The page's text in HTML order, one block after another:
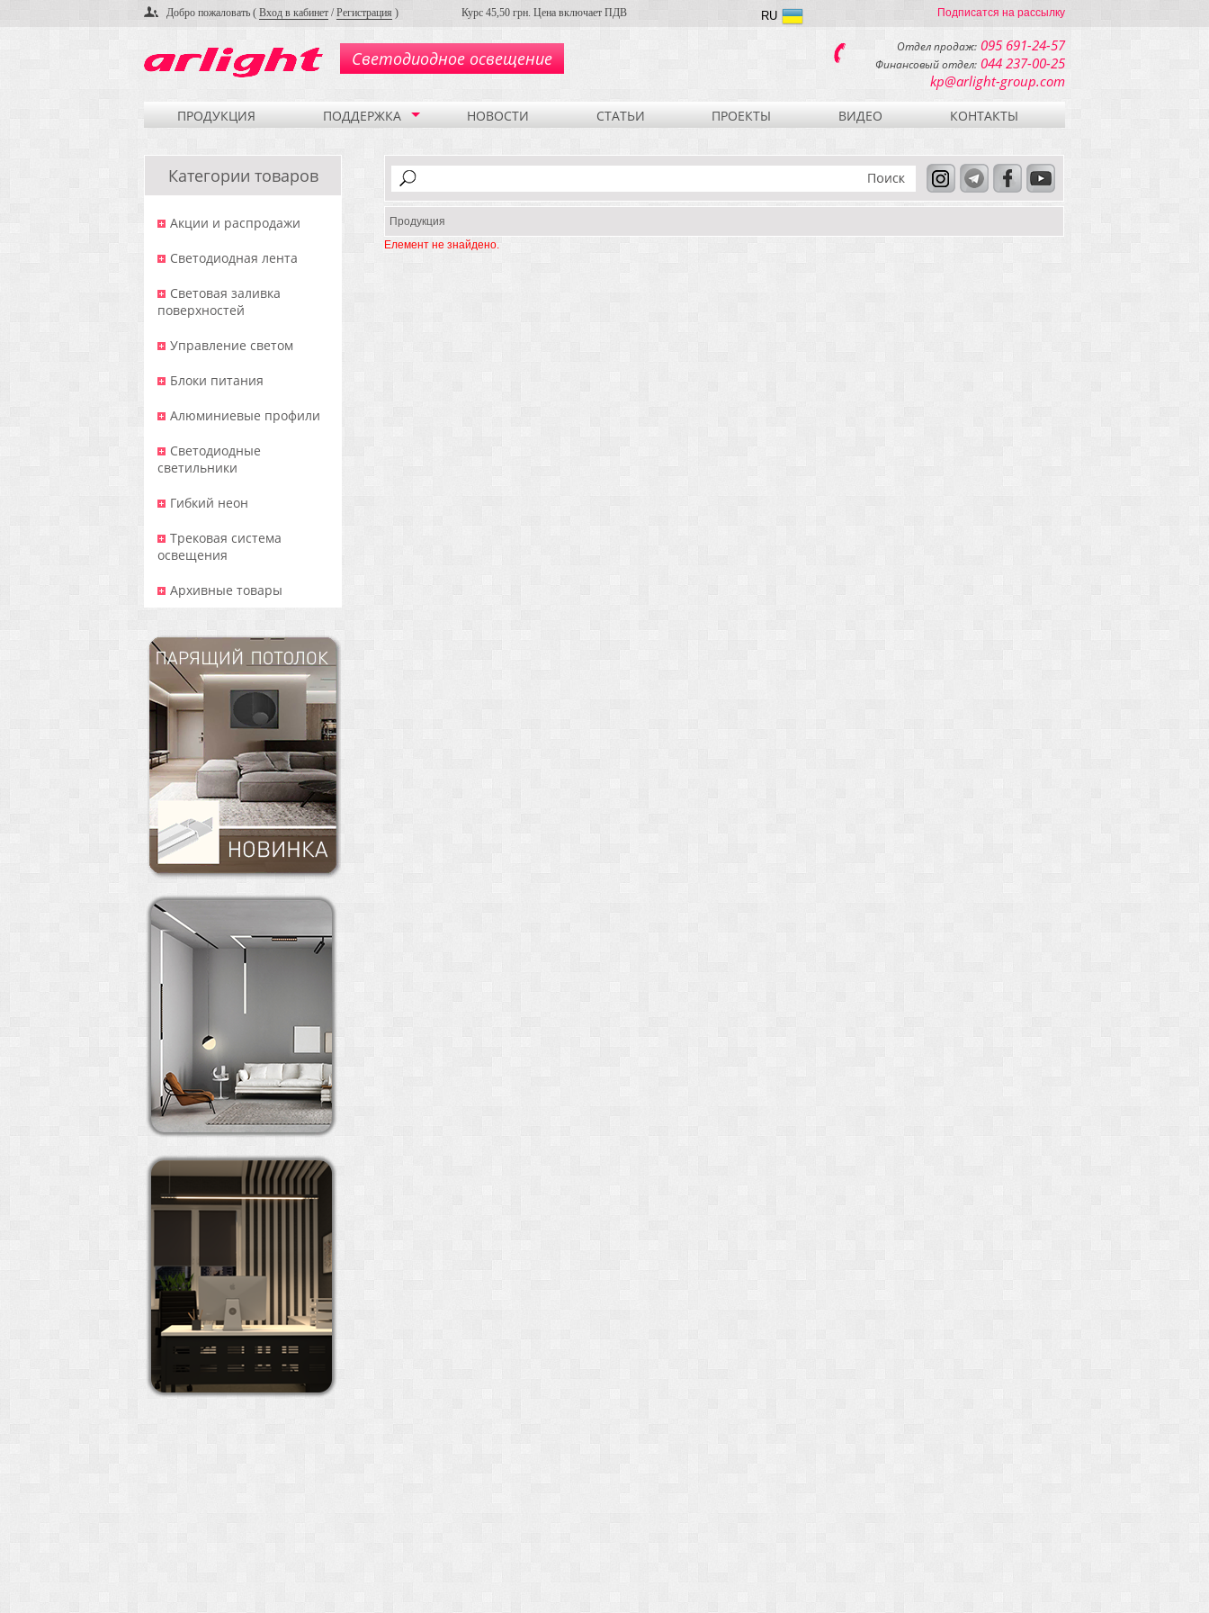
Добро пожаловать ( Вход в кабинет /Регистрация ) Курс 45,50 грн. Цена включает ПДВ Подписатся на рассылку
RU
Светодиодное освещение
Отдел продаж: 095 691-24-57
Финансовый отдел: 044 237-00-25
kp@arlight-group.com
ПРОДУКЦИЯ ПОДДЕРЖКА НОВОСТИ СТАТЬИ ПРОЕКТЫ ВИДЕО КОНТАКТЫ
Категории товаров
Акции и распродажи
Светодиодная лента
Световая заливка
поверхностей
Управление светом
Блоки питания
Алюминиевые профили
Светодиодные
светильники
Гибкий неон
Трековая система
освещения
Архивные товары
Продукция
Елемент не знайдено.